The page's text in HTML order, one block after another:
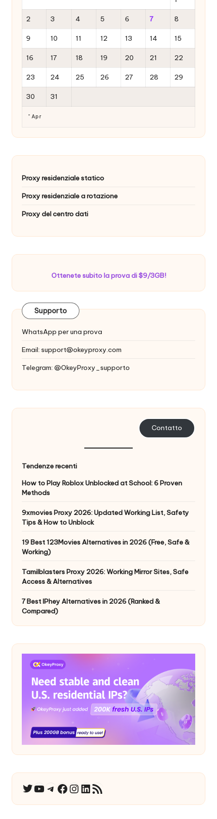
2 3 4 5 6 7 8
9 10 11 12 13 14 15
16 17 18 19 20 21 22
23 24 25 26 27 28 29
30 31
" Apr
Proxy residenziale statico
Proxy residenziale a rotazione
Proxy del centro dati
Ottenete subito la prova di $9/3GB!
Supporto
WhatsApp per una prova
Email: support@okeyproxy.com
Telegram: @OkeyProxy_supporto
Contatto
Tendenze recenti
How to Play Roblox Unblocked at School: 6 Proven
Methods
9xmovies Proxy 2026: Updated Working List, Safety
Tips & How to Unblock
19 Best 123Movies Alternatives in 2026 (Free, Safe &
Working)
Tamilblasters Proxy 2026: Working Mirror Sites, Safe
Access & Alternatives
7 Best IPhey Alternatives in 2026 (Ranked &
Compared)
Twitter
YouTube
Telegramma
Facebook
Instagram
LinkedIn
Feed RSS